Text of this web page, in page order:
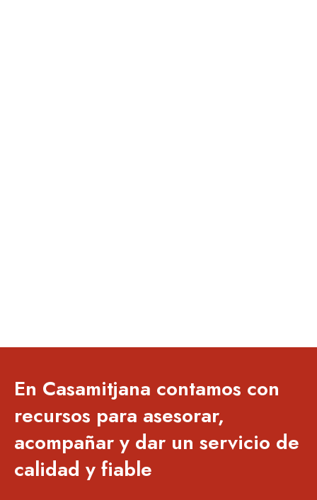
En Casamitjana contamos con
recursos para asesorar,
acompañar y dar un servicio de
calidad y fiable